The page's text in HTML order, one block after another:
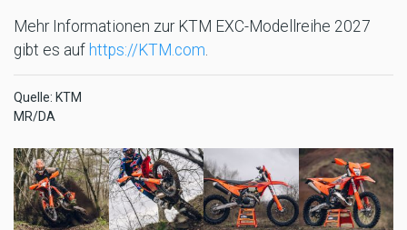
Mehr Informationen zur KTM EXC-Modellreihe 2027
gibt es auf https://KTM.com
Quelle: KTM
MR/DA